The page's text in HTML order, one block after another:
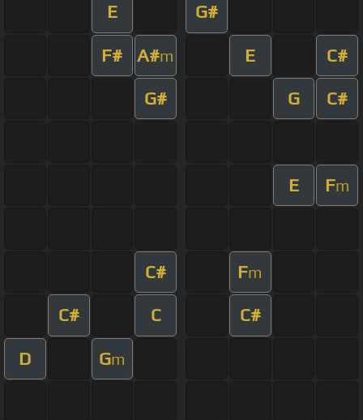
E G#
F# A#m E C#
G# G C#
E Fm
C# Fm
C# C C#
D Gm